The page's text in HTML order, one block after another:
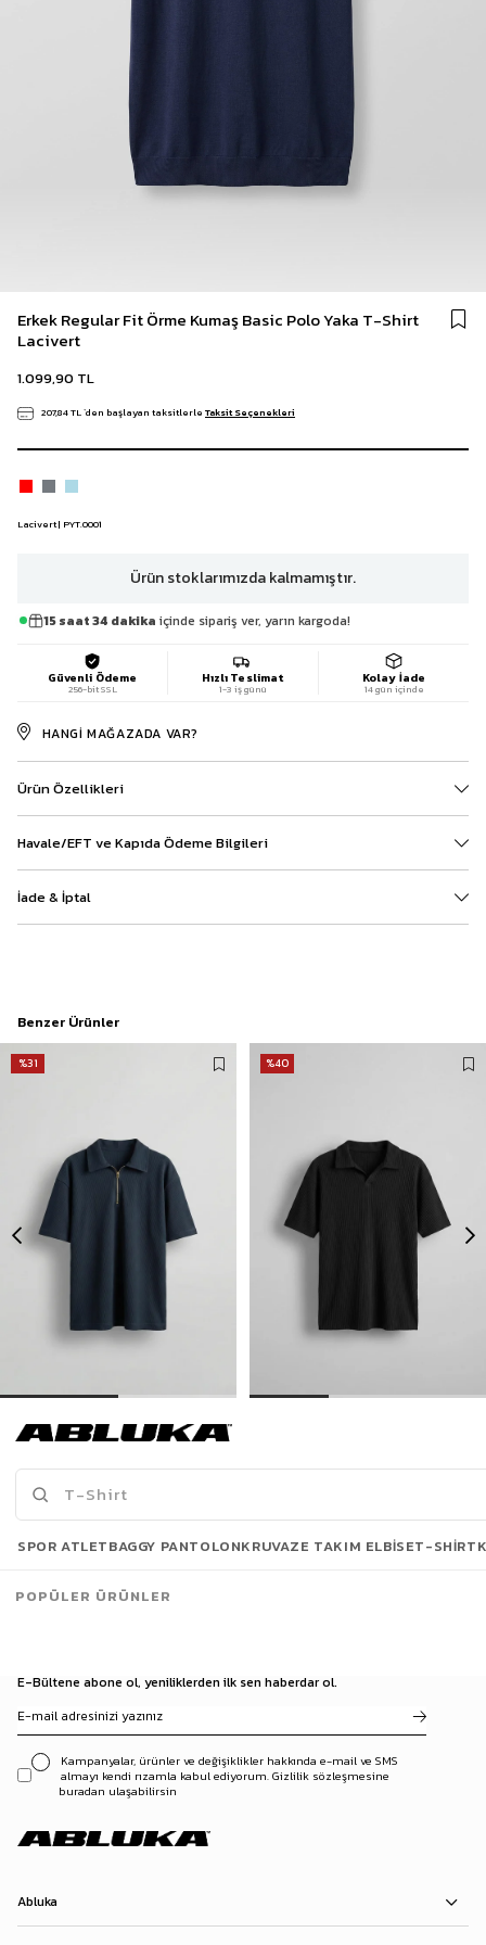
Erkek Regular Fit Örme Kumaş Basic Polo Yaka T-Shirt
Lacivert
1.099,90 TL
207,84 TL`den başlayan taksitlerle Taksit Seçenekleri
Lacivert | PYT.0001
Ürün stoklarımızda kalmamıştır.
15 saat 34 dakika içinde sipariş ver, yarın kargoda!
Güvenli Ödeme
256-bit SSL
Hızlı Teslimat
1-3 iş günü
Kolay İade
14 gün içinde
HANGI MAĞAZADA VAR?
Ürün Özellikleri
Havale/EFT ve Kapıda Ödeme Bilgileri
İade & İptal
Benzer Ürünler
%31
449,90 TL
649,90 TL
%40
Son Bakılanlar
E-Bültene abone ol, yeniliklerden ilk sen haberdar ol.
Kampanyalar, ürünler ve değişiklikler hakkında e-mail ve SMS
almayı kendi rızamla kabul ediyorum. Gizlilik sözleşmesine
buradan ulaşabilirsin
Abluka
SPOR ATLETBAGGY PANTOLONKRUVAZE TAKIM ELBISET-SHIRT
POPÜLER ÜRÜNLER